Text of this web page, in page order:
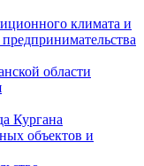
климата и
области
Кургана
объектов и